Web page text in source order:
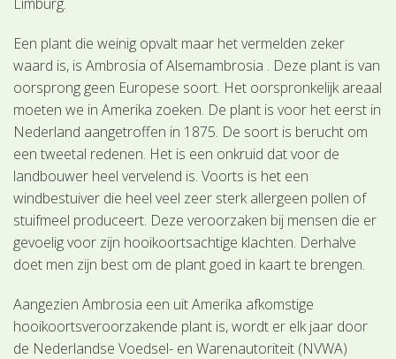
Een plant die weinig opvalt maar het vermelden zeker
waard is, is Ambrosia of Alsemambrosia . Deze plant is van
oorsprong geen Europese soort. Het oorspronkelijk areaal
moeten we in Amerika zoeken. De plant is voor het eerst in
Nederland aangetroffen in 1875. De soort is berucht om
een tweetal redenen. Het is een onkruid dat voor de
landbouwer heel vervelend is. Voorts is het een
windbestuiver die heel veel zeer sterk allergeen pollen of
stuifmeel produceert. Deze veroorzaken bij mensen die er
gevoelig voor zijn hooikoortsachtige klachten. Derhalve
doet men zijn best om de plant goed in kaart te brengen.
Aangezien Ambrosia een uit Amerika afkomstige
hooikoortsveroorzakende plant is, wordt er elk jaar door
de Nederlandse Voedsel- en Warenautoriteit (NVWA)